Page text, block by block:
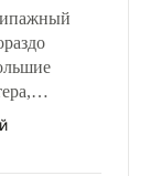
уже
Задача по